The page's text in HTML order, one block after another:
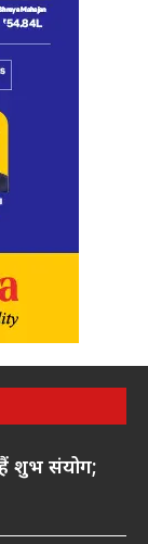
शुभ संयोग;